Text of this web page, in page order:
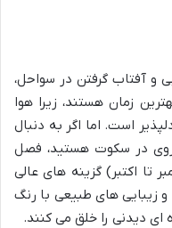
و آفتاب گرفتن در سواحل،
زمان هستند، زیرا هوا
است. اما اگر به دنبال
در سکوت هستید، فصل
تا اکتبر) گزینه های عالی
زیبایی های طبیعی با رنگ
ای دیدنی را خلق می کنند.